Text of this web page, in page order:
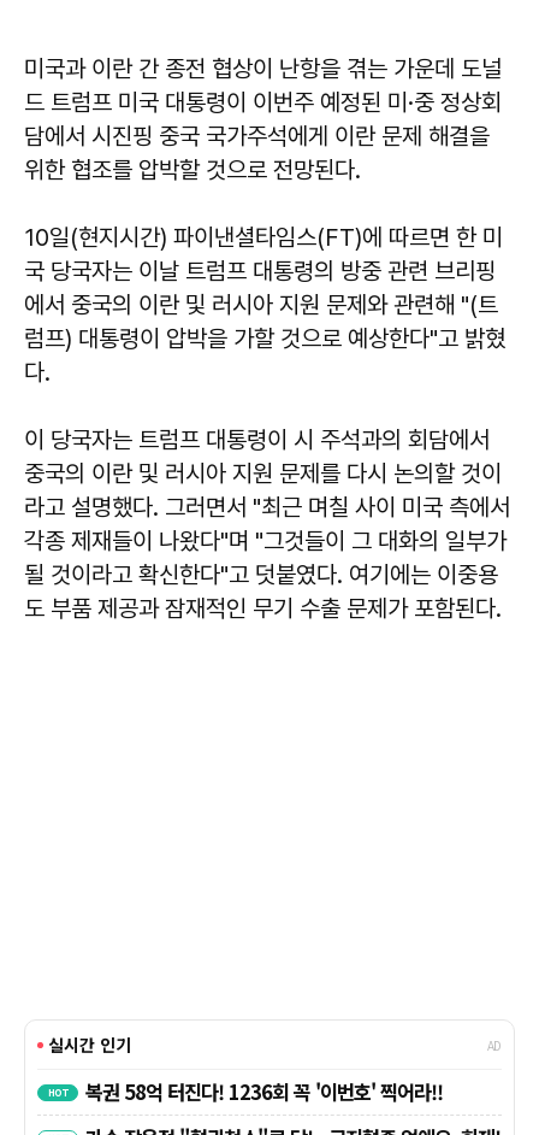
미국과 이란 간 종전 협상이 난항을 겪는 가운데 도널
드 트럼프 미국 대통령이 이번주 예정된 미·중 정상회
담에서 시진핑 중국 국가주석에게 이란 문제 해결을
위한 협조를 압박할 것으로 전망된다.
10일(현지시간) 파이낸셜타임스(FT)에 따르면 한 미
국 당국자는 이날 트럼프 대통령의 방중 관련 브리핑
에서 중국의 이란 및 러시아 지원 문제와 관련해 "(트
럼프) 대통령이 압박을 가할 것으로 예상한다"고 밝혔
다.
이 당국자는 트럼프 대통령이 시 주석과의 회담에서
중국의 이란 및 러시아 지원 문제를 다시 논의할 것이
라고 설명했다. 그러면서 "최근 며칠 사이 미국 측에서
각종 제재들이 나왔다"며 "그것들이 그 대화의 일부가
될 것이라고 확신한다"고 덧붙였다. 여기에는 이중용
도 부품 제공과 잠재적인 무기 수출 문제가 포함된다.